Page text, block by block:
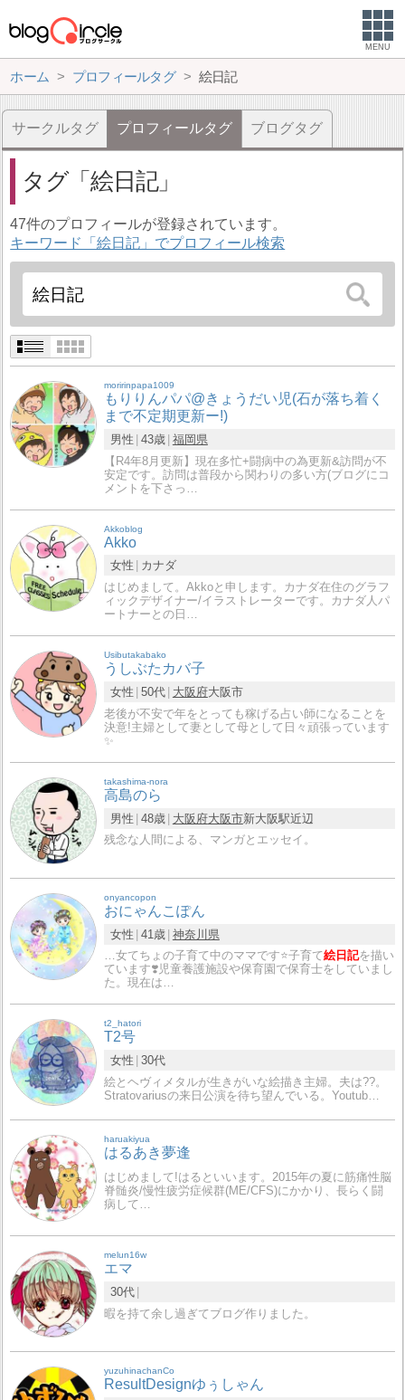
MENU
ホーム プロフィールタグ 絵日記
サークルタグ プロフィールタグ ブログタグ
タグ 絵日記
47件のプロフィールが登録されています。
キーワード「絵日記」でプロフィール検索
moririnpapa1009
もりりんパパ@きょうだい児(石が落ち着く
まで不定期更新ー!)
男性 43歳 福岡県
【R4年8月更新】現在多忙+闘病中の為更新&訪問が不
安定です。訪問は普段から関わりの多い方(ブログにコ
メントを下さっ…
Akkoblog
Akko
女性
カナダ
はじめまして。Akkoと申します。カナダ在住のグラフ
ィックデザイナー/イラストレーターです。カナダ人パ
ートナーとの日…
Usibutakabako
うしぶたカバ子
女性 50代 大阪府大阪市
老後が不安で年をとっても稼げる占い師になることを
決意!主婦として妻として母として日々頑張っています
✨
takashima-nora
高島のら
男性 48歳 大阪府大阪市新大阪駅近辺
残念な人間による、マンガとエッセイ。
onyancopon
おにゃんこぽん
女性 41歳 神奈川県
…女てちょの子育て中のママです⭐️子育て絵日記を描い
ています❣️児童養護施設や保育園で保育士をしていまし
た。現在は…
t2_hatori
T2号
女性 30代
絵とヘヴィメタルが生きがいな絵描き主婦。夫は??。
Stratovariusの来日公演を待ち望んでいる。Youtub…
haruakiyua
はるあき夢逢
はじめまして!はるといいます。2015年の夏に筋痛性脳
脊髄炎/慢性疲労症候群(ME/CFS)にかかり、長らく闘
病して…
melun16w
エマ
30代
暇を持て余し過ぎてブログ作りました。
yuzuhinachanCo
ResultDesignゆぅしゃん